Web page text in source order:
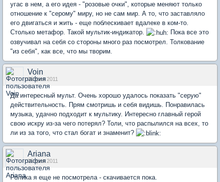
угас в нем, а его идея - "розовые очки", которые меняют только
отношение к "серому" миру, но не сам мир. А то, что заставляло
его двигаться и жить - еще поблескивает вдалеке в ком-то.
Столько метафор. Такой мультик-индикатор.
Пока все это
озвучивал на себя со стороны много раз посмотрел. Толкование
"из себя", как все, что мы творим.
Voin
05 фев 2011
Да интересный мульт. Очень хорошо удалось показать "серую"
действительность. Прям смотришь и себя видишь. Понравилась
музыка, удачно подходит к мультику. Интересно главный герой
свою искру из-за чего потерял? Толи, что распылился на всех, то
ли из за того, что стал богат и знаменит?
Ariana
05 фев 2011
Ролика я еще не посмотрела - скачивается пока.